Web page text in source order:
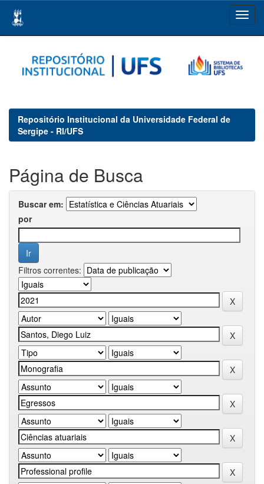
navigation
Repositório Institucional da Universidade Federal de
Sergipe - RI/UFS
Página de Busca
Buscar em:
por
Filtros correntes: